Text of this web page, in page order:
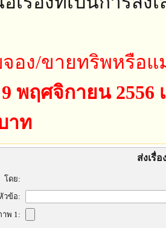
จอง/ขายทริพหรือ
พฤศจิกายน 2556
าท
ส่งเรื่
โดย:
วข้อ:
าพ 1: